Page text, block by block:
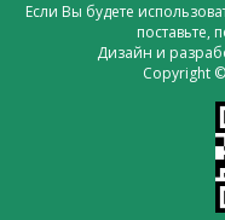
Если Вы будете
поставьте,
Дизайн и
Copyright